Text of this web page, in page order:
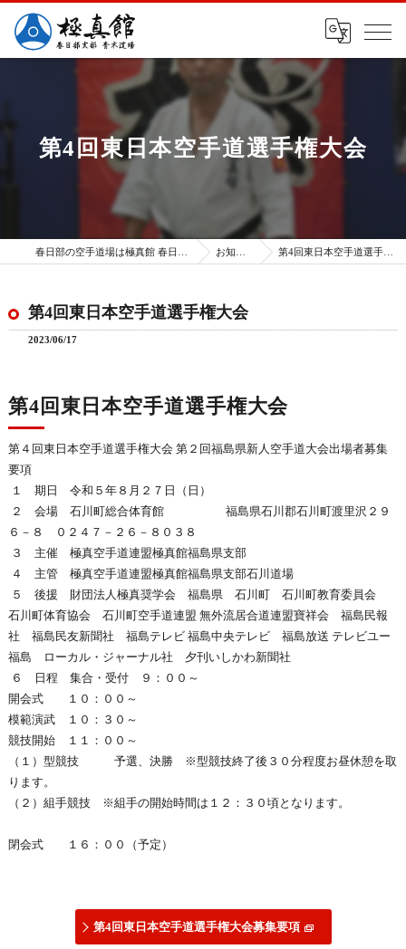
第4回東日本空手道選手権大会
お知らせ 第4回東日本空手道選手権大会
第4回東日本空手道選手権大会
2023/06/17
第4回東日本空手道選手権大会
第４回東日本空手道選手権大会 第２回福島県新人空手道大会出場者募集
要項
１ 期日 令和５年８月２７日（日）
２ 会場 石川町総合体育館 福島県石川郡石川町渡里沢２９
６－８ ０２４７－２６－８０３８
３ 主催 極真空手道連盟極真館福島県支部
４ 主管 極真空手道連盟極真館福島県支部石川道場
５ 後援 財団法人極真奨学会 福島県 石川町 石川町教育委員会
石川町体育協会 石川町空手道連盟 無外流居合道連盟寶祥会 福島民報
社 福島民友新聞社 福島テレビ 福島中央テレビ 福島放送 テレビユー
福島 ローカル・ジャーナル社 夕刊いしかわ新聞社
６ 日程 集合・受付 ９：００～
開会式 １０：００～
模範演武 １０：３０～
競技開始 １１：００～
（１）型競技 予選、決勝 ※型競技終了後３０分程度お昼休憩を取
ります。
（２）組手競技 ※組手の開始時間は１２：３０頃となります。
閉会式 １６：００（予定）
第4回東日本空手道選手権大会募集要項